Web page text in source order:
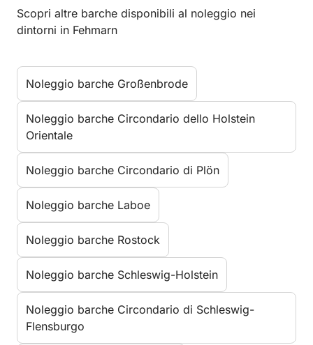
Scopri altre barche disponibili al noleggio nei
dintorni in Fehmarn
Noleggio barche Großenbrode
Noleggio barche Circondario dello Holstein
Orientale
Noleggio barche Circondario di Plön
Noleggio barche Laboe
Noleggio barche Rostock
Noleggio barche Schleswig-Holstein
Noleggio barche Circondario di Schleswig-
Flensburgo